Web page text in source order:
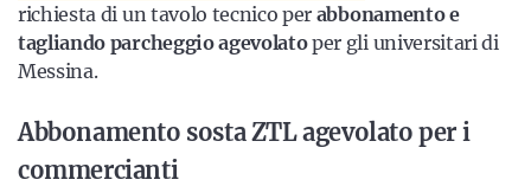
richiesta di un tavolo tecnico per abbonamento e
tagliando parcheggio agevolatoper gli universitari di
Messina.
Abbonamento sosta ZTL agevolato per i
commercianti